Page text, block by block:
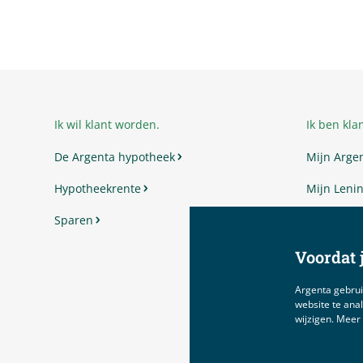
Voordat
Argenta
website te
wijzigen. Meer
Ik wil klant worden.
De Argenta hypotheek
Hypotheekrente
Sparen
Ik ben
Mijn
Mijn
Mijn